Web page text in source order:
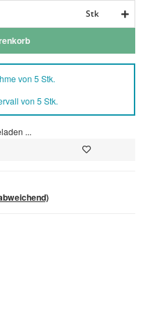
Stk
von 5 Stk.
von 5 Stk.
...